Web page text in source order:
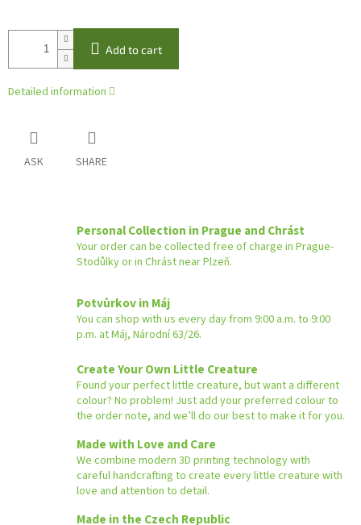
Add to cart
Detailed information
ASK SHARE
Personal Collection in Prague and Chrást
Your order can be collected free of charge in Prague-
Stodůlky or in Chrást near Plzeň.
Potvůrkov in Máj
You can shop with us every day from 9:00 a.m. to 9:00
p.m. at Máj, Národní 63/26.
Create Your Own Little Creature
Found your perfect little creature, but want a different
colour? No problem! Just add your preferred colour to
the order note, and we’ll do our best to make it for you.
Made with Love and Care
We combine modern 3D printing technology with
careful handcrafting to create every little creature with
love and attention to detail.
Made in the Czech Republic